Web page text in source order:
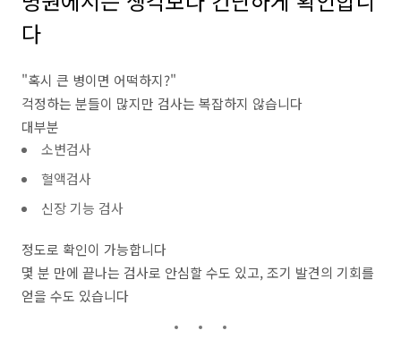
다
"혹시 큰 병이면 어떡하지?"
걱정하는 분들이 많지만 검사는 복잡하지 않습니다
대부분
소변검사
혈액검사
신장 기능 검사
정도로 확인이 가능합니다
몇 분 만에 끝나는 검사로 안심할 수도 있고, 조기 발견의 기회를
얻을 수도 있습니다